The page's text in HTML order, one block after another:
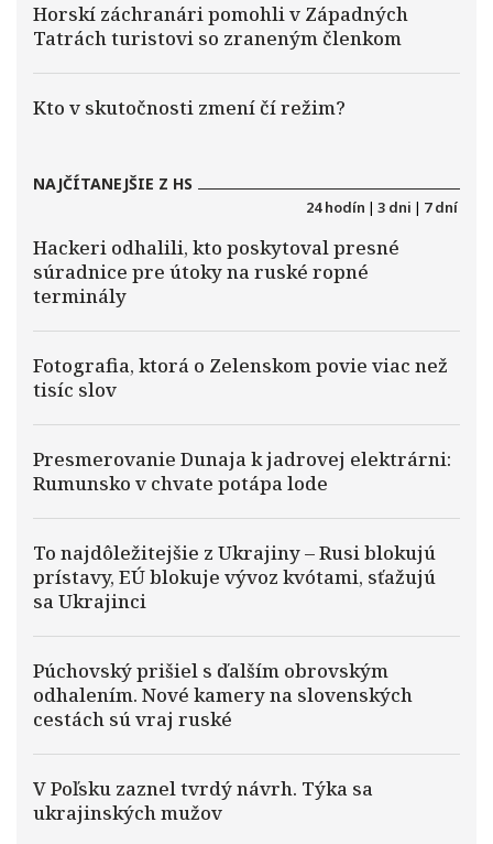
Horskí záchranári pomohli v Západných
Tatrách turistovi so zraneným členkom
Kto v skutočnosti zmení čí režim?
NAJČÍTANEJŠIE Z HS
24 hodín | 3 dni | 7 dní
Hackeri odhalili, kto poskytoval presné
súradnice pre útoky na ruské ropné
terminály
Fotografia, ktorá o Zelenskom povie viac než
tisíc slov
Presmerovanie Dunaja k jadrovej elektrárni:
Rumunsko v chvate potápa lode
To najdôležitejšie z Ukrajiny – Rusi blokujú
prístavy, EÚ blokuje vývoz kvótami, sťažujú
sa Ukrajinci
Púchovský prišiel s ďalším obrovským
odhalením. Nové kamery na slovenských
cestách sú vraj ruské
V Poľsku zaznel tvrdý návrh. Týka sa
ukrajinských mužov